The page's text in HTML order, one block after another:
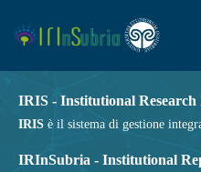
IRIS - Institutional
IRIS è il sistema di gestione
IRInSubria - Institutional